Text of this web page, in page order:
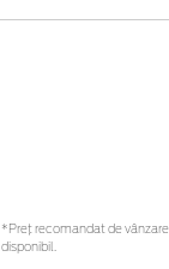
*Preţ recomandat de
disponibil.